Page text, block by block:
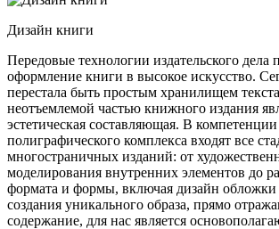
Дизайн книги
Передовые технологии издательского дела
оформление книги в высокое искусство.
перестала быть простым хранилищем
неотъемлемой частью книжного издания
эстетическая составляющая. В компетенции
полиграфического комплекса входят все
многостраничных изданий: от
моделирования внутренних элементов до
формата и формы, включая дизайн обложки
создания уникального образа, прямо
содержание, для нас является